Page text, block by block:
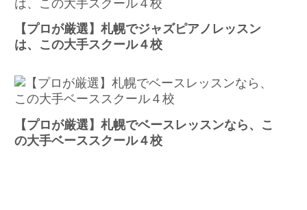
【プロが厳選】札幌でジャズピアノレッスン
は、この大手スクール４校
【プロが厳選】札幌でベースレッスンなら、こ
の大手ベーススクール４校